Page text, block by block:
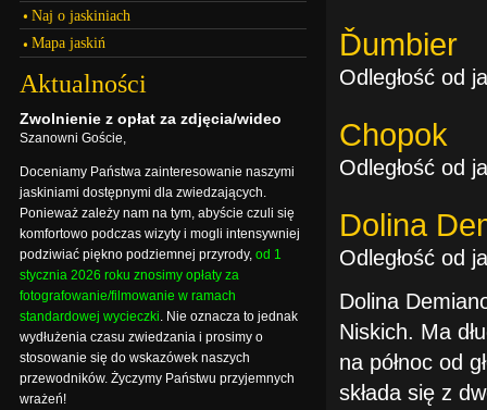
Ďumbier
Odległość od
Chopok
Odległość od
Dolina
Odległość od
Dolina
Niskich. Ma
na północ od
składa się z
Naj o jaskiniach
Mapa jaskiń
Aktualności
Zwolnienie z opłat za zdjęcia/wideo
Szanowni Goście,
Doceniamy Państwa zainteresowanie naszymi
jaskiniami dostępnymi dla zwiedzających.
Ponieważ zależy nam na tym, abyście czuli się
komfortowo podczas wizyty i mogli intensywniej
podziwiać piękno podziemnej przyrody, od 1
stycznia 2026 roku znosimy opłaty za
fotografowanie/filmowanie w ramach
standardowej wycieczki . Nie oznacza to jednak
wydłużenia czasu zwiedzania i prosimy o
stosowanie się do wskazówek naszych
przewodników. Życzymy Państwu przyjemnych
wrażeń!